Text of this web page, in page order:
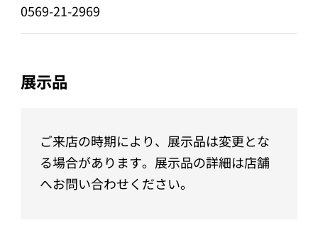
0569-21-2969
展示品
ご来店の時期により、展示品は変更とな
る場合があります。展示品の詳細は店舗
へお問い合わせください。